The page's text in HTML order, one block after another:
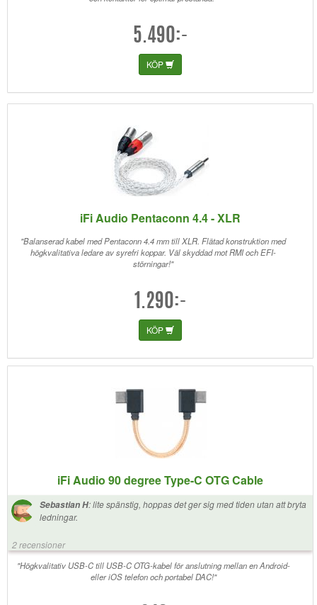
5.490:-
KÖP
iFi Audio Pentaconn 4.4 - XLR
"Balanserad kabel med Pentaconn 4.4 mm till XLR. Flätad konstruktion med
högkvalitativa ledare av syrefri koppar. Väl skyddad mot RMI och EFI-
störningar!"
1.290:-
KÖP
iFi Audio 90 degree Type-C OTG Cable
Sebastian H:lite spänstig, hoppas det ger sig med tiden utan att bryta
ledningar.
2 recensioner
"Högkvalitativ USB-C till USB-C OTG-kabel för anslutning mellan en Android-
eller iOS telefon och portabel DAC!"